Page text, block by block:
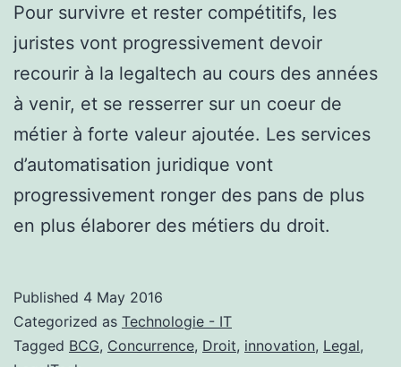
Pour survivre et rester compétitifs, les
juristes vont progressivement devoir
recourir à la legaltech au cours des années
à venir, et se resserrer sur un coeur de
métier à forte valeur ajoutée. Les services
d’automatisation juridique vont
progressivement ronger des pans de plus
en plus élaborer des métiers du droit.
Published 4 May 2016
Categorized as Technologie - IT
Tagged BCG, Concurrence, Droit, innovation, Legal,